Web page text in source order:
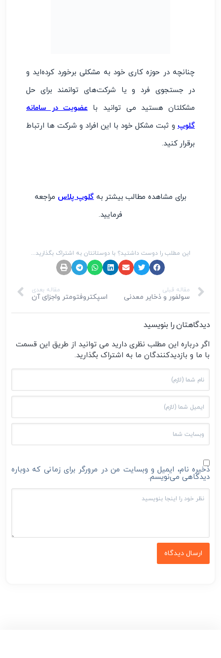
چنانچه در حوزه کاری خود به مشکلی برخورد کرده‌اید و
در جستجوی فرد و یا شرکت‌های توانمند برای حل
مشکلتان هستید می توانید باعضویت در سامانه
گلوپو ثبت مشکل خود با این افراد و شرکت ها ارتباط
برقرار کنید.
برای مشاهده مطالب بیشتر بهگلوپ پلاس مراجعه
فرمایید.
این مطلب را دوست داشتید؟ با دوستانتان به اشتراک بگذارید...
مقاله قبلی
سولفور و ذخایر معدنی
مقاله بعدی
اسپکتروفتومتر واجزای آن
دیدگاهتان را بنویسید
اگر درباره این مطلب نظری دارید می توانید از طریق این قسمت
با ما و بازدیدکنندگان ما به اشتراک بگذارید.
ذخیره نام، ایمیل و وبسایت من در مرورگر برای زمانی که دوباره
دیدگاهی می‌نویسم.